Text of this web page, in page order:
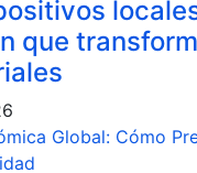
que